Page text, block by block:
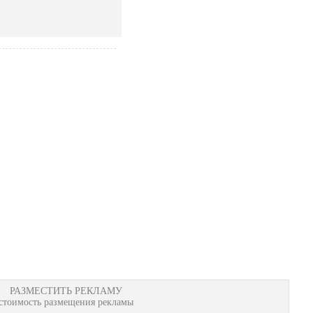
РАЗМЕСТИТЬ РЕКЛАМУ
размещения рекламы